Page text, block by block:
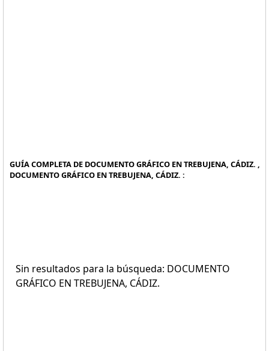
GUÍA COMPLETA DE DOCUMENTO GRÁFICO EN TREBUJENA, CÁDIZ. ,
DOCUMENTO GRÁFICO EN TREBUJENA, CÁDIZ. :
Sin resultados para la búsqueda: DOCUMENTO
GRÁFICO EN TREBUJENA, CÁDIZ.